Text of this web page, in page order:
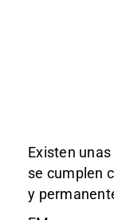
Existen unas
se cumplen
y